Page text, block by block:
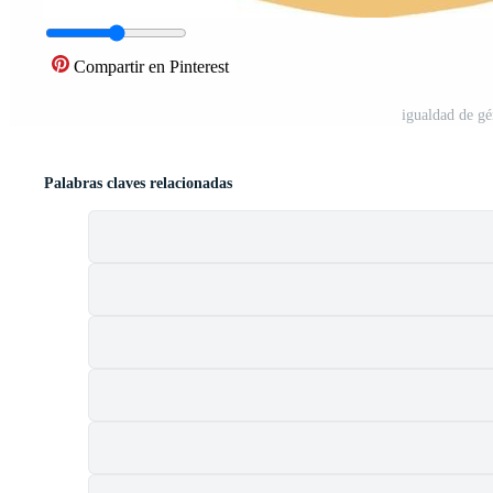
Compartir en Pinterest
igualdad de
Palabras claves relacionadas